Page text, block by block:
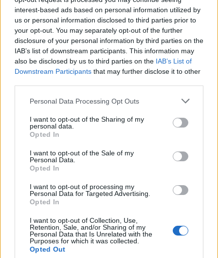
interest-based ads based on personal information utilized by
us or personal information disclosed to third parties prior to
your opt-out. You may separately opt-out of the further
disclosure of your personal information by third parties on the
IAB’s list of downstream participants. This information may
also be disclosed by us to third parties on the IAB’s List of
Downstream Participants that may further disclose it to other
Personal Data Processing Opt Outs
I want to opt-out of the Sharing of my
personal data.
Opted In
I want to opt-out of the Sale of my
Personal Data.
Opted In
I want to opt-out of processing my
Personal Data for Targeted Advertising.
Opted In
I want to opt-out of Collection, Use,
Retention, Sale, and/or Sharing of my
Personal Data that Is Unrelated with the
Purposes for which it was collected.
Opted Out
Pudotuspelit – tässä kaavio
Argentiinan joukkue jalkapallon MM-
kisoihin 2026
Espanjan joukkue jalkapallon MM-
kisoihin 2026